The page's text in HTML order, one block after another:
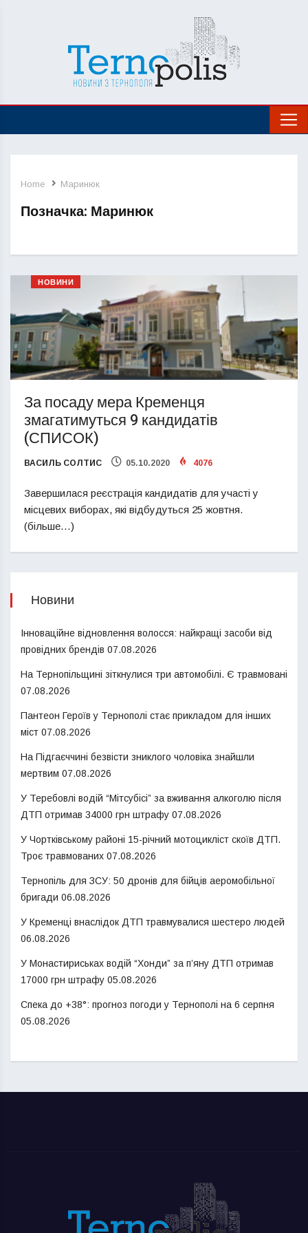
Home Маринюк
Позначка: Маринюк
НОВИНИ
За посаду мера Кременця
змагатимуться 9 кандидатів
(СПИСОК)
ВАСИЛЬ СОЛТИС 05.10.2020 4076
Завершилася реєстрація кандидатів для участі у
місцевих виборах, які відбудуться 25 жовтня.
(більше…)
Новини
Інноваційне відновлення волосся: найкращі засоби від
провідних брендів 07.08.2026
На Тернопільщині зіткнулися три автомобілі. Є травмовані
07.08.2026
Пантеон Героїв у Тернополі стає прикладом для інших
міст 07.08.2026
На Підгаєччині безвісти зниклого чоловіка знайшли
мертвим 07.08.2026
У Теребовлі водій “Мітсубісі” за вживання алкоголю після
ДТП отримав 34000 грн штрафу 07.08.2026
У Чортківському районі 15-річний мотоцикліст скоїв ДТП.
Троє травмованих 07.08.2026
Тернопіль для ЗСУ: 50 дронів для бійців аеромобільної
бригади 06.08.2026
У Кременці внаслідок ДТП травмувалися шестеро людей
06.08.2026
У Монастириськах водій “Хонди” за п’яну ДТП отримав
17000 грн штрафу 05.08.2026
Спека до +38°: прогноз погоди у Тернополі на 6 серпня
05.08.2026